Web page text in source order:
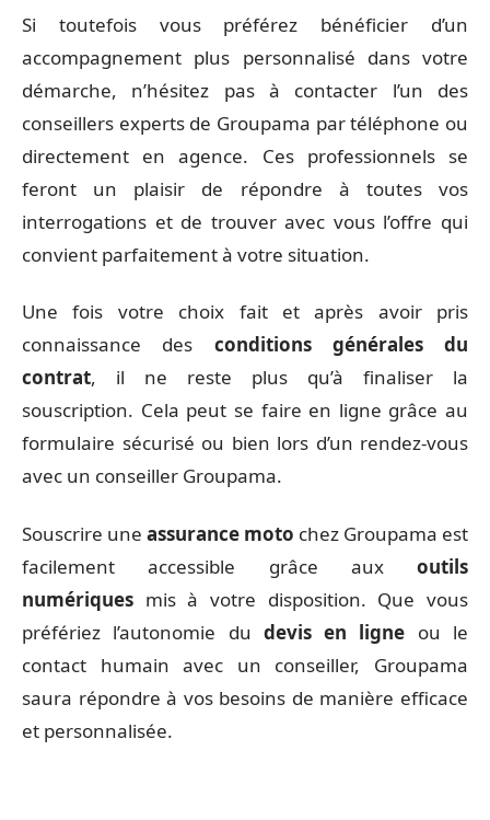
Si toutefois vous préférez bénéficier d’un
accompagnement plus personnalisé dans votre
démarche, n’hésitez pas à contacter l’un des
conseillers experts de Groupama par téléphone ou
directement en agence. Ces professionnels se
feront un plaisir de répondre à toutes vos
interrogations et de trouver avec vous l’offre qui
convient parfaitement à votre situation.
Une fois votre choix fait et après avoir pris
connaissance des conditions générales du
contrat, il ne reste plus qu’à finaliser la
souscription. Cela peut se faire en ligne grâce au
formulaire sécurisé ou bien lors d’un rendez-vous
avec un conseiller Groupama.
Souscrire une assurance moto chez Groupama est
facilement accessible grâce aux outils
numériques mis à votre disposition. Que vous
préfériez l’autonomie du devis en ligne ou le
contact humain avec un conseiller, Groupama
saura répondre à vos besoins de manière efficace
et personnalisée.